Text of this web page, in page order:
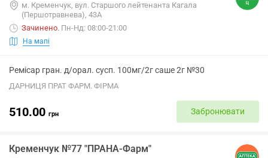
м. Кременчук, вул. Старшого лейтенанта Кагала
(Першотравнева), 43А
Зачинено. Пн-Нд: 08:00-21:00
На мапі
Ремісар гран. д/орал. сусп. 100мг/2г саше 2г №30
ДАРНИЦЯ ПРАТ ФАРМ. ФІРМА
510.00 грн Забронювати
Кременчук №77 "ПРАНА-Фарм"